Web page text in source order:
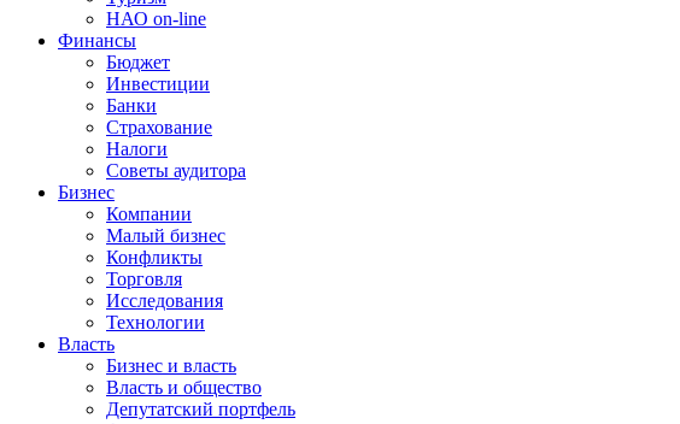
НАО on-line
Финансы
Бюджет
Инвестиции
Банки
Страхование
Налоги
Советы аудитора
Бизнес
Компании
Малый бизнес
Конфликты
Торговля
Исследования
Технологии
Власть
Бизнес и власть
Власть и общество
Депутатский портфель